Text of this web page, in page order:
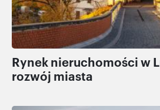
Rynek nieruchomości w
rozwój miasta